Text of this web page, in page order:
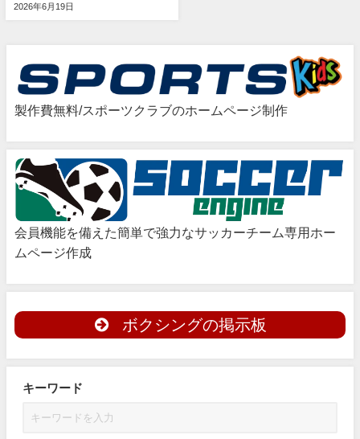
2026年6月19日
製作費無料/スポーツクラブのホームページ制作
会員機能を備えた簡単で強力なサッカーチーム専用ホー
ムページ作成
ボクシングの掲示板
キーワード